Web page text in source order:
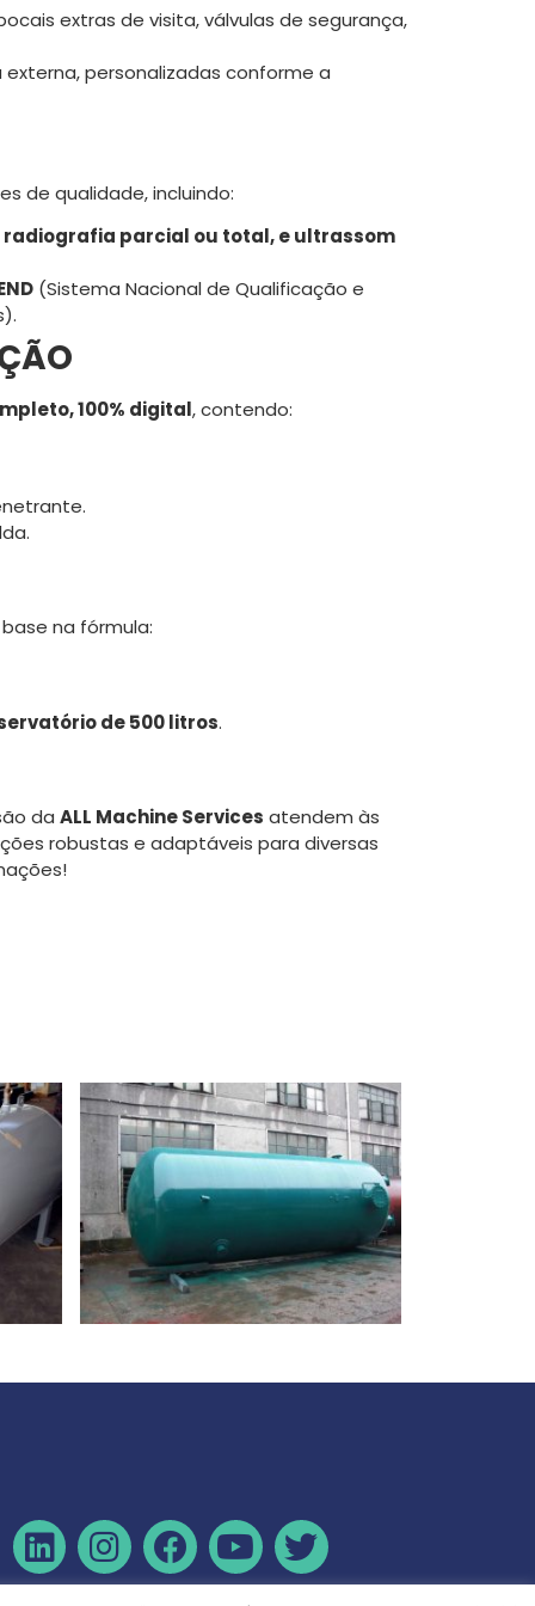
extras de visita, válvulas de segurança,
personalizadas conforme a
de qualidade, incluindo:
parcial ou total, e ultrassom
(Sistema Nacional de Qualificação e
100% digital, contendo:
na fórmula:
de 500 litros.
da ALL Machine Services atendem às
robustas e adaptáveis para diversas